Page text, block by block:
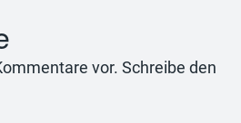
vor. Schreibe den